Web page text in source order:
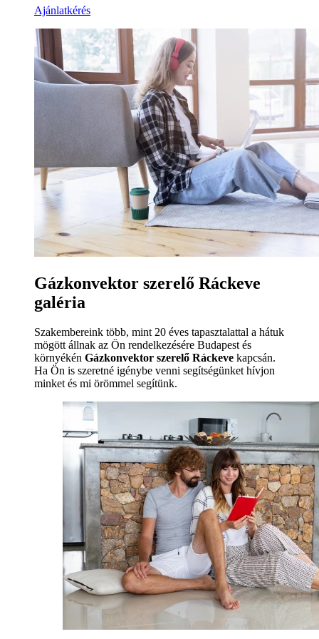
Ajánlatkérés
Gázkonvektor szerelő Ráckeve
galéria
Szakembereink több, mint 20 éves tapasztalattal a hátuk
mögött állnak az Ön rendelkezésére Budapest és
környékén Gázkonvektor szerelő Ráckeve kapcsán.
Ha Ön is szeretné igénybe venni segítségünket hívjon
minket és mi örömmel segítünk.